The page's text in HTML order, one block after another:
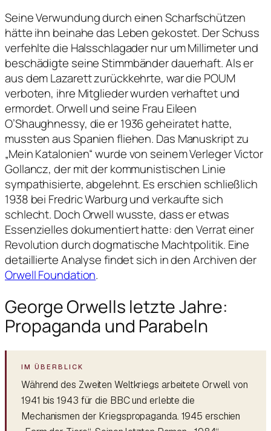
Seine Verwundung durch einen Scharfschützen
hätte ihn beinahe das Leben gekostet. Der Schuss
verfehlte die Halsschlagader nur um Millimeter und
beschädigte seine Stimmbänder dauerhaft. Als er
aus dem Lazarett zurückkehrte, war die POUM
verboten, ihre Mitglieder wurden verhaftet und
ermordet. Orwell und seine Frau Eileen
O’Shaughnessy, die er 1936 geheiratet hatte,
mussten aus Spanien fliehen. Das Manuskript zu
„Mein Katalonien“ wurde von seinem Verleger Victor
Gollancz, der mit der kommunistischen Linie
sympathisierte, abgelehnt. Es erschien schließlich
1938 bei Fredric Warburg und verkaufte sich
schlecht. Doch Orwell wusste, dass er etwas
Essenzielles dokumentiert hatte: den Verrat einer
Revolution durch dogmatische Machtpolitik. Eine
detaillierte Analyse findet sich in den Archiven der
Orwell Foundation.
George Orwells letzte Jahre:
Propaganda und Parabeln
Während des Zweiten Weltkriegs arbeitete Orwell von
1941 bis 1943 für die BBC und erlebte die
Mechanismen der Kriegspropaganda. 1945 erschien